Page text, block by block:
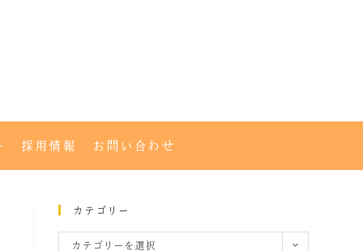
採用情報 お問い合わせ
カテゴリー
カテゴリーを選択